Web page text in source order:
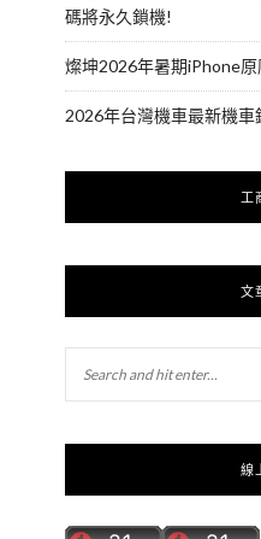
碼將永久鎖機!
燦坤2026年暑期iPhone
2026年台灣機車最新機
工
文
線